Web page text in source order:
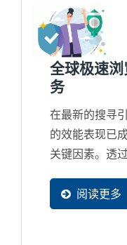
全球极速
务
在最新的搜寻
的效能表现已
关键因素。透
的载入速度和
潜在买主都能
阅读更多